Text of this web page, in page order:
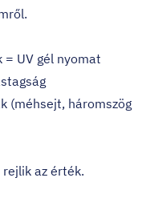
= UV gél nyomat
(méhsejt, háromszög
az érték.